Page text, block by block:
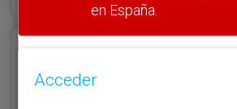
en España.
Acceder